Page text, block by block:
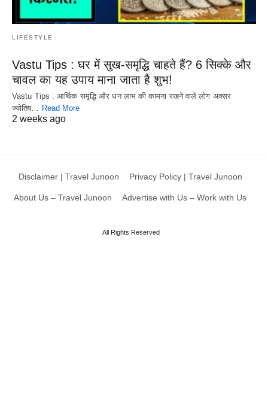
LIFESTYLE
Vastu Tips : घर में सुख-समृद्धि चाहते हैं? 6 सिक्के और
चावल का यह उपाय माना जाता है शुभ!
Vastu Tips : आर्थिक समृद्धि और धन लाभ की कामना रखने वाले लोग अक्सर
ज्योतिष… Read More
2 weeks ago
Disclaimer | Travel Junoon Privacy Policy | Travel Junoon
About Us – Travel Junoon Advertise with Us – Work with Us
All Rights Reserved